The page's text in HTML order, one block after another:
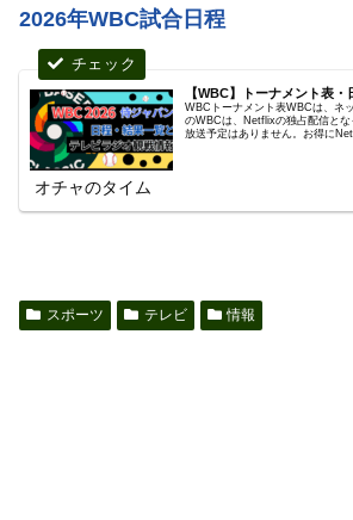
2026年WBC試合日程
【WBC】トーナメント表・
WBCトーナメント表WBCは、ネ
のWBCは、Netflixの独占配信と
放送予定はありません。お得に
合終了オーストラリア19:001次R
オチャのタイム
スポーツ テレビ 情報